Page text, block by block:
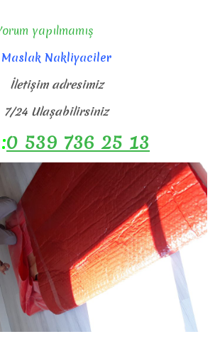
yapılmamış
Maslak Nakliyaciler
İletişim adresimiz
7/24 Ulaşabilirsiniz
0 539 736 25 13